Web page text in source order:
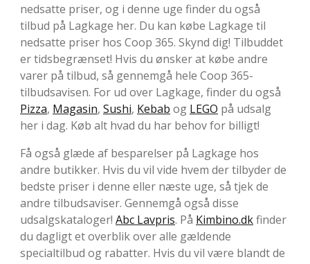
nedsatte priser, og i denne uge finder du også
tilbud på Lagkage her. Du kan købe Lagkage til
nedsatte priser hos Coop 365. Skynd dig! Tilbuddet
er tidsbegrænset! Hvis du ønsker at købe andre
varer på tilbud, så gennemgå hele Coop 365-
tilbudsavisen. For ud over Lagkage, finder du også
Pizza, Magasin, Sushi, Kebab og LEGO på udsalg
her i dag. Køb alt hvad du har behov for billigt!
Få også glæde af besparelser på Lagkage hos
andre butikker. Hvis du vil vide hvem der tilbyder de
bedste priser i denne eller næste uge, så tjek de
andre tilbudsaviser. Gennemgå også disse
udsalgskataloger! Abc Lavpris. På Kimbino.dkfinder
du dagligt et overblik over alle gældende
specialtilbud og rabatter. Hvis du vil være blandt de